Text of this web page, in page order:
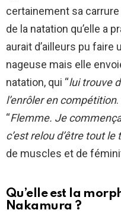
certainement sa
de la natation qu’elle a
aurait d’ailleurs pu faire
nageuse mais elle
natation, qui “lui trouve
l’enrôler en compétition
“Flemme. Je
c’est relou d’être tout
de muscles et de
Qu’elle est la
Nakamura ?